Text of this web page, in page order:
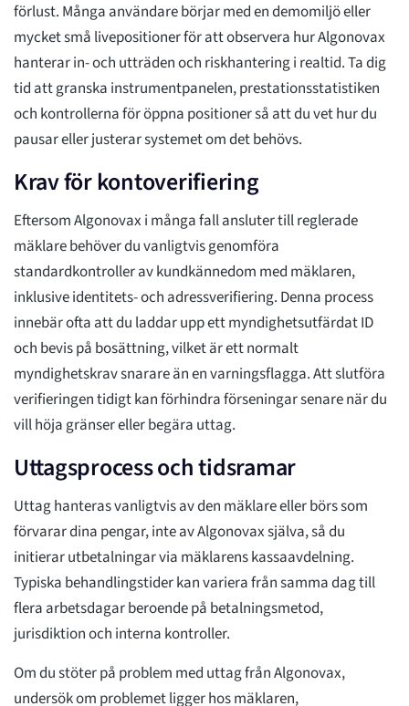
förlust. Många användare börjar med en demomiljö eller
mycket små livepositioner för att observera hur Algonovax
hanterar in- och utträden och riskhantering i realtid. Ta dig
tid att granska instrumentpanelen, prestationsstatistiken
och kontrollerna för öppna positioner så att du vet hur du
pausar eller justerar systemet om det behövs.
Krav för kontoverifiering
Eftersom Algonovax i många fall ansluter till reglerade
mäklare behöver du vanligtvis genomföra
standardkontroller av kundkännedom med mäklaren,
inklusive identitets- och adressverifiering. Denna process
innebär ofta att du laddar upp ett myndighetsutfärdat ID
och bevis på bosättning, vilket är ett normalt
myndighetskrav snarare än en varningsflagga. Att slutföra
verifieringen tidigt kan förhindra förseningar senare när du
vill höja gränser eller begära uttag.
Uttagsprocess och tidsramar
Uttag hanteras vanligtvis av den mäklare eller börs som
förvarar dina pengar, inte av Algonovax själva, så du
initierar utbetalningar via mäklarens kassaavdelning.
Typiska behandlingstider kan variera från samma dag till
flera arbetsdagar beroende på betalningsmetod,
jurisdiktion och interna kontroller.
Om du stöter på problem med uttag från Algonovax,
undersök om problemet ligger hos mäklaren,